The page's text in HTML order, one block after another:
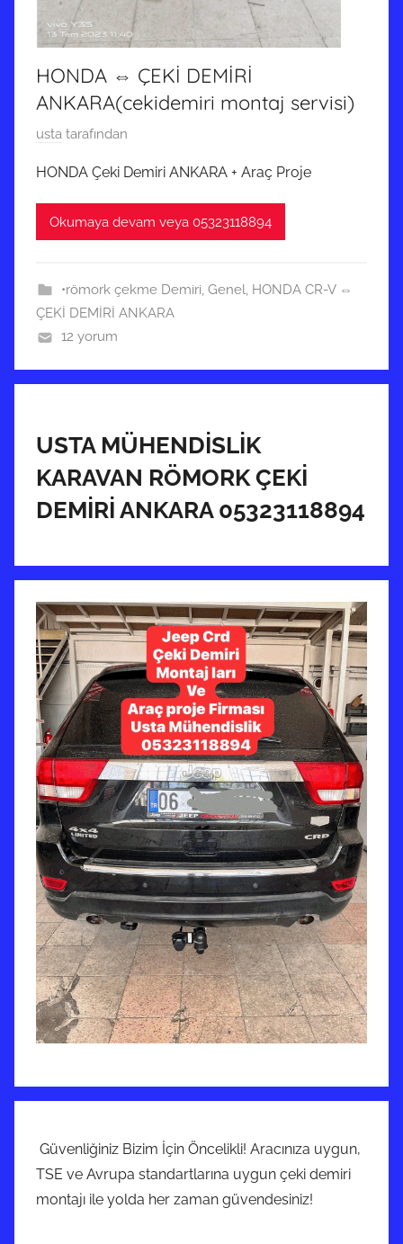
m
i
ş
HONDA ⇔ ÇEKİ DEMİRİ
ANKARA(cekidemiri montaj servisi)
2
E
k
0
1
9
t
i
i
n
g
ö
n
d
e
r
i
l
m
i
ş
usta tarafından
HONDA Çeki Demiri ANKARA + Araç Proje
Okumaya devam veya 05323118894
•römork çekme Demiri, Genel, HONDA CR-V ⇔
ÇEKİ DEMİRİ ANKARA
12 yorum
USTA MÜHENDİSLİK
KARAVAN RÖMORK ÇEKİ
DEMİRİ ANKARA 05323118894
Güvenliğiniz Bizim İçin Öncelikli! Aracınıza uygun,
TSE ve Avrupa standartlarına uygun çeki demiri
montajı ile yolda her zaman güvendesiniz!